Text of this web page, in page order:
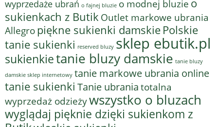
wyprzedaże ubrań o fajnej bluzie o modnej bluzie o
sukienkach z Butik Outlet markowe ubrania
Allegropiękne sukienki damskie Polskie
tanie sukienki reserved bluzy sklep ebutik.pl
sukienkietanie bluzy damskie tanie bluzy
damskie sklep internetowy tanie markowe ubrania online
tanie sukienki Tanie ubrania totalna
wyprzedaż odzieżywszystko o bluzach
wyglądaj pięknie dzięki sukienkom z